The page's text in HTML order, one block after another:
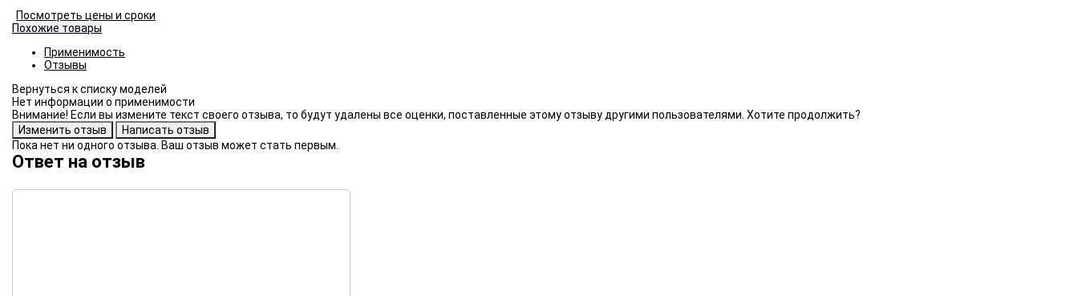
Посмотреть цены и сроки
Похожие товары
Применимость
Отзывы
Нет информации о применимости
Внимание! Если вы измените текст своего отзыва, то будут удалены все оценки, поставленные этому отзыву другими пользователями. Хотите продолжить?
Пока нет ни одного отзыва. Ваш отзыв может стать первым.
Ответ на отзыв